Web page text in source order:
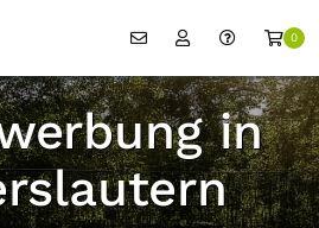
0
in